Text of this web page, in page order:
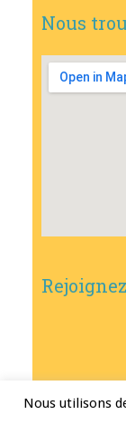
Nous
Nous utilisons